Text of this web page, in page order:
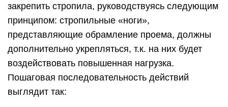
закрепить стропила, руководствуясь следующим
принципом: стропильные «ноги»,
представляющие обрамление проема, должны
дополнительно укрепляться, т.к. на них будет
воздействовать повышенная нагрузка.
Пошаговая последовательность действий
выглядит так: